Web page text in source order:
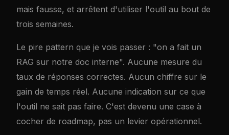
mais fausse, et arrêtent d'utiliser l'outil au bout de
trois semaines.
Le pire pattern que je vois passer : "on a fait un
RAG sur notre doc interne". Aucune mesure du
taux de réponses correctes. Aucun chiffre sur le
gain de temps réel. Aucune indication sur ce que
l'outil ne sait pas faire. C'est devenu une case à
cocher de roadmap, pas un levier opérationnel.